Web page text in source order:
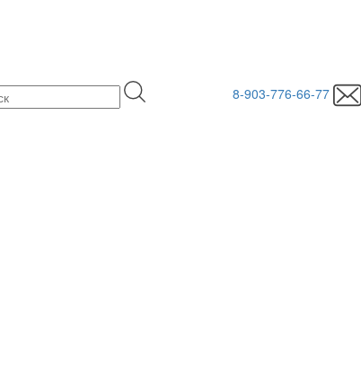
8-903-776-66-77